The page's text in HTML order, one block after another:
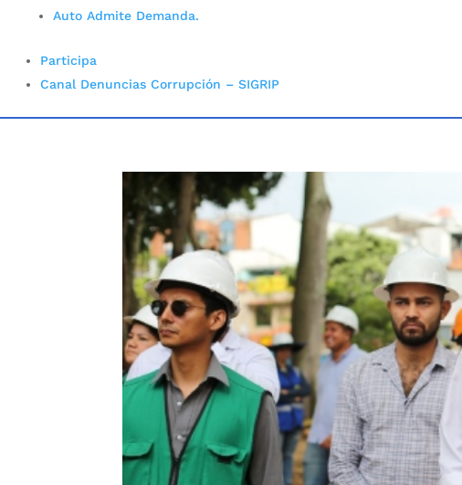
Auto Admite Demanda.
Participa
Canal Denuncias Corrupción – SIGRIP